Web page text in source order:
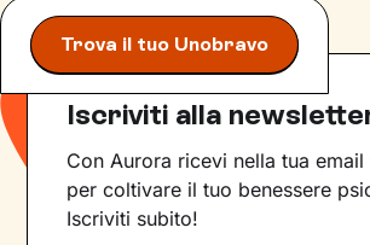
Trova il tuo Unobravo
Iscriviti alla
Con Aurora ricevi nella tua email
per coltivare il tuo benessere
Iscriviti subito!